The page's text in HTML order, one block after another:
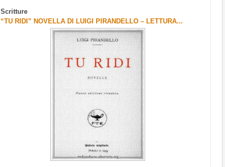
Scritture
“TU RIDI” NOVELLA DI LUIGI PIRANDELLO – LETTURA...